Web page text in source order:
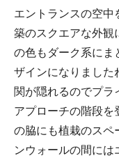
エントランスの空
築のスクエアな外観
の色もダーク系に
ザインになりまし
関が隠れるのでプラ
アプローチの階段
の脇にも植栽のスペ
ンウォールの間に